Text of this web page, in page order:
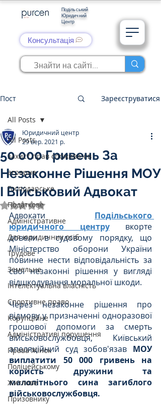
Подільський
Юридичний
Центр
Консультація
Пост Зареєструватися
All Posts
захист прав споживачів
аграрне
Господарське
Податкове
Адміністративне
Для юридичних осіб
Трудове
Земельне
Інтелектуальна власність
Спортивне право
Корупційне
Адміністративі порушення
Права Жінок
Поліцейському
Житлове
Призовнику
All Posts
50 000 Гривень За
Незаконне Рішення МОУ
І Військовий Адвокат
Юридичний центр
29 вер. 2021 р.
Оцінка: NaN з 5 зірок.
Адвокати Подільського
юридичного центру вкорте
довели в судовому порядку, що
Міністерство оборони України
повинне нести відповідальність за
свої незаконні рішення у вигляді
відшкодування моральної шкоди.
Через незаконне рішення про
відмову у призначенні одноразової
грошової допомоги за смерть
військовослужбовця, Київський
апеляційний суд зобов'язав МОУ
виплатити 50 000 гривень на
користь дружини та
малолітнього сина загиблого
військовослужбовця.